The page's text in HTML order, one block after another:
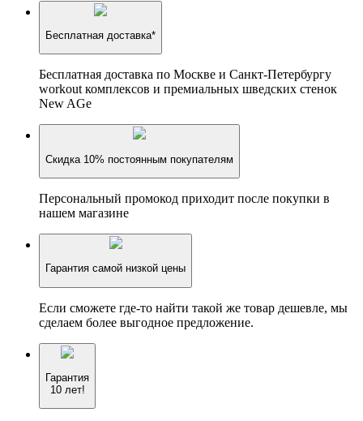
Бесплатная доставка*
Бесплатная доставка по Москве и Санкт-Петербургу
workout комплексов и премиальных шведских стенок
New AGe
Скидка 10% постоянным покупателям
Персональный промокод приходит после покупки в
нашем магазине
Гарантия самой низкой цены
Если сможете где-то найти такой же товар дешевле, мы
сделаем более выгодное предложение.
Гарантия
10 лет!